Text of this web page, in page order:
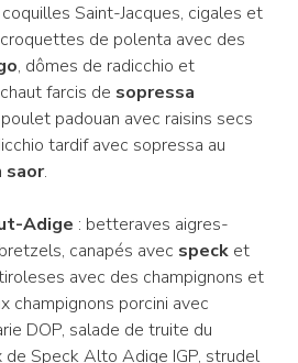
Saint-Jacques, cigales et
de polenta avec des
, dômes de radicchio et
farcis de sopressa
padouan avec raisins secs
tardif avec sopressa au
saor.
Adige : betteraves aigres-
canapés avec speck et
avec des champignons et
champignons porcini avec
DOP, salade de truite du
de Speck Alto Adige IGP, strudel